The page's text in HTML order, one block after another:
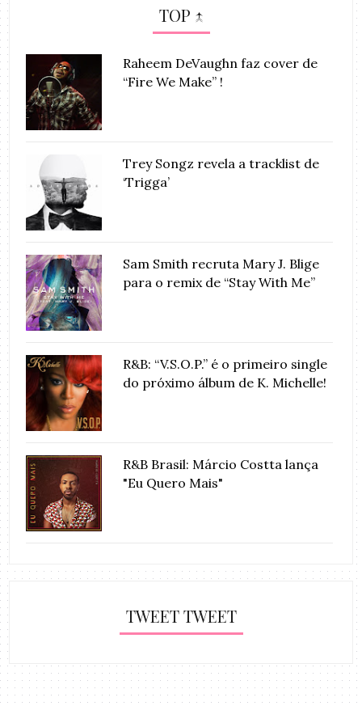
TOP ↑
Raheem DeVaughn faz cover de
“Fire We Make” !
Trey Songz revela a tracklist de
‘Trigga’
Sam Smith recruta Mary J. Blige
para o remix de “Stay With Me”
R&B: “V.S.O.P.” é o primeiro single
do próximo álbum de K. Michelle!
R&B Brasil: Márcio Costta lança
"Eu Quero Mais"
TWEET TWEET